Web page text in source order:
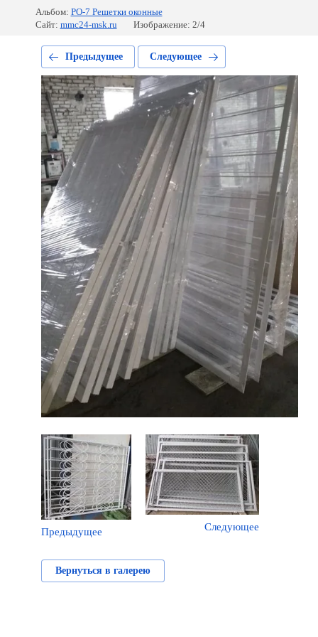
Альбом: РО-7 Решетки оконные
Сайт: mmc24-msk.ru Изображение: 2/4
Предыдущее Следующее
Предыдущее Следующее
Вернуться в галерею